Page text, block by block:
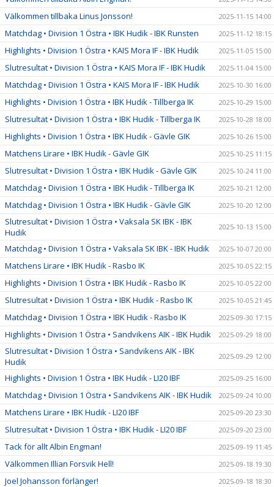
Välkommen tillbaka Linus Jonsson! 2025-11-15 14:00
Matchdag • Division 1 Östra • IBK Hudik - IBK Runsten 2025-11-12 18:15
Highlights • Division 1 Östra • KAIS Mora IF - IBK Hudik 2025-11-05 15:00
Slutresultat • Division 1 Östra • KAIS Mora IF - IBK Hudik 2025-11-04 15:00
Matchdag • Division 1 Östra • KAIS Mora IF - IBK Hudik 2025-10-30 16:00
Highlights • Division 1 Östra • IBK Hudik - Tillberga IK 2025-10-29 15:00
Slutresultat • Division 1 Östra • IBK Hudik - Tillberga IK 2025-10-28 18:00
Highlights • Division 1 Östra • IBK Hudik - Gävle GIK 2025-10-26 15:00
Matchens Lirare • IBK Hudik - Gävle GIK 2025-10-25 11:15
Slutresultat • Division 1 Östra • IBK Hudik - Gävle GIK 2025-10-24 11:00
Matchdag • Division 1 Östra • IBK Hudik - Tillberga IK 2025-10-21 12:00
Matchdag • Division 1 Östra • IBK Hudik - Gävle GIK 2025-10-20 12:00
Slutresultat • Division 1 Östra • Vaksala SK IBK - IBK
Hudik
2025-10-13 15:00
Matchdag • Division 1 Östra • Vaksala SK IBK - IBK Hudik 2025-10-07 20:00
Matchens Lirare • IBK Hudik - Rasbo IK 2025-10-05 22:15
Highlights • Division 1 Östra • IBK Hudik - Rasbo IK 2025-10-05 22:00
Slutresultat • Division 1 Östra • IBK Hudik - Rasbo IK 2025-10-05 21:45
Matchdag • Division 1 Östra • IBK Hudik - Rasbo IK 2025-09-30 17:15
Highlights • Division 1 Östra • Sandvikens AIK - IBK Hudik 2025-09-29 18:00
Slutresultat • Division 1 Östra • Sandvikens AIK - IBK
Hudik
2025-09-29 12:00
Highlights • Division 1 Östra • IBK Hudik - LI20 IBF 2025-09-25 16:00
Matchdag • Division 1 Östra • Sandvikens AIK - IBK Hudik 2025-09-24 10:00
Matchens Lirare • IBK Hudik - LI20 IBF 2025-09-20 23:30
Slutresultat • Division 1 Östra • IBK Hudik - LI20 IBF 2025-09-20 23:00
Tack för allt Albin Engman! 2025-09-19 11:45
Välkommen Illian Forsvik Hell! 2025-09-18 19:30
Joel Johansson förlänger! 2025-09-18 18:30